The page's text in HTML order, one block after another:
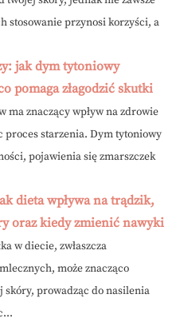
stosowanie przynosi korzyści, a
jak dym tytoniowy
pomaga złagodzić skutki
ma znaczący wpływ na zdrowie
proces starzenia. Dym tytoniowy
pojawienia się zmarszczek
dieta wpływa na trądzik,
oraz kiedy zmienić nawyki
w diecie, zwłaszcza
może znacząco
skóry, prowadząc do nasilenia